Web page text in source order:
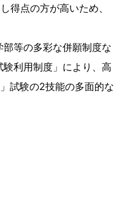
得点の方が高いため、
等の多彩な併願制度な
利用制度」により、高
試験の2技能の多面的な